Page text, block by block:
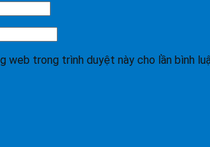
web trong trình duyệt này cho lần bình